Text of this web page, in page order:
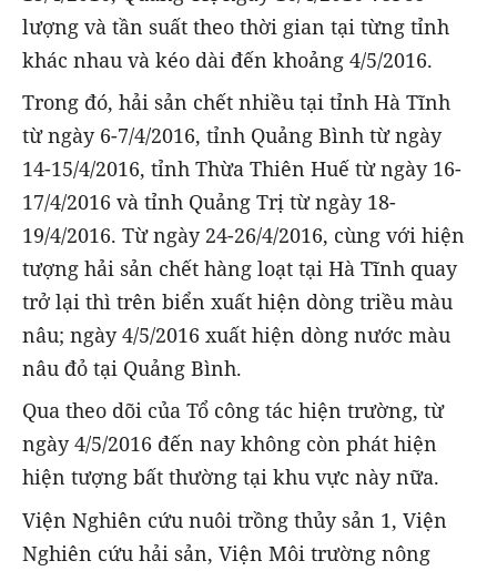
lượng và tần suất theo thời gian tại từng tỉnh
khác nhau và kéo dài đến khoảng 4/5/2016.
Trong đó, hải sản chết nhiều tại tỉnh Hà Tĩnh
từ ngày 6-7/4/2016, tỉnh Quảng Bình từ ngày
14-15/4/2016, tỉnh Thừa Thiên Huế từ ngày 16-
17/4/2016 và tỉnh Quảng Trị từ ngày 18-
19/4/2016. Từ ngày 24-26/4/2016, cùng với hiện
tượng hải sản chết hàng loạt tại Hà Tĩnh quay
trở lại thì trên biển xuất hiện dòng triều màu
nâu; ngày 4/5/2016 xuất hiện dòng nước màu
nâu đỏ tại Quảng Bình.
Qua theo dõi của Tổ công tác hiện trường, từ
ngày 4/5/2016 đến nay không còn phát hiện
hiện tượng bất thường tại khu vực này nữa.
Viện Nghiên cứu nuôi trồng thủy sản 1, Viện
Nghiên cứu hải sản, Viện Môi trường nông